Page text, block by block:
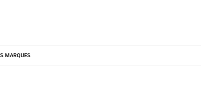
MARQUES